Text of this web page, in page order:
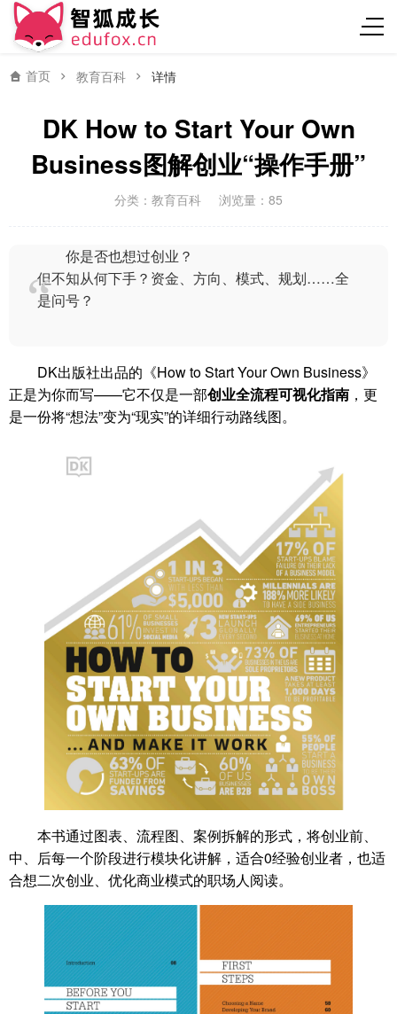
首页 教育百科 详情
DK How to Start Your Own
Business图解创业“操作手册”
分类： 教育百科 浏览量：85
你是否也想过创业？
但不知从何下手？资金、方向、模式、规划……全
是问号？
DK出版社出品的《How to Start Your Own Business》
正是为你而写——它不仅是一部创业全流程可视化指南 ，更
是一份将“想法”变为“现实”的详细行动路线图。
本书通过图表、流程图、案例拆解的形式，将创业前、
中、后每一个阶段进行模块化讲解，适合0经验创业者，也适
合想二次创业、优化商业模式的职场人阅读。